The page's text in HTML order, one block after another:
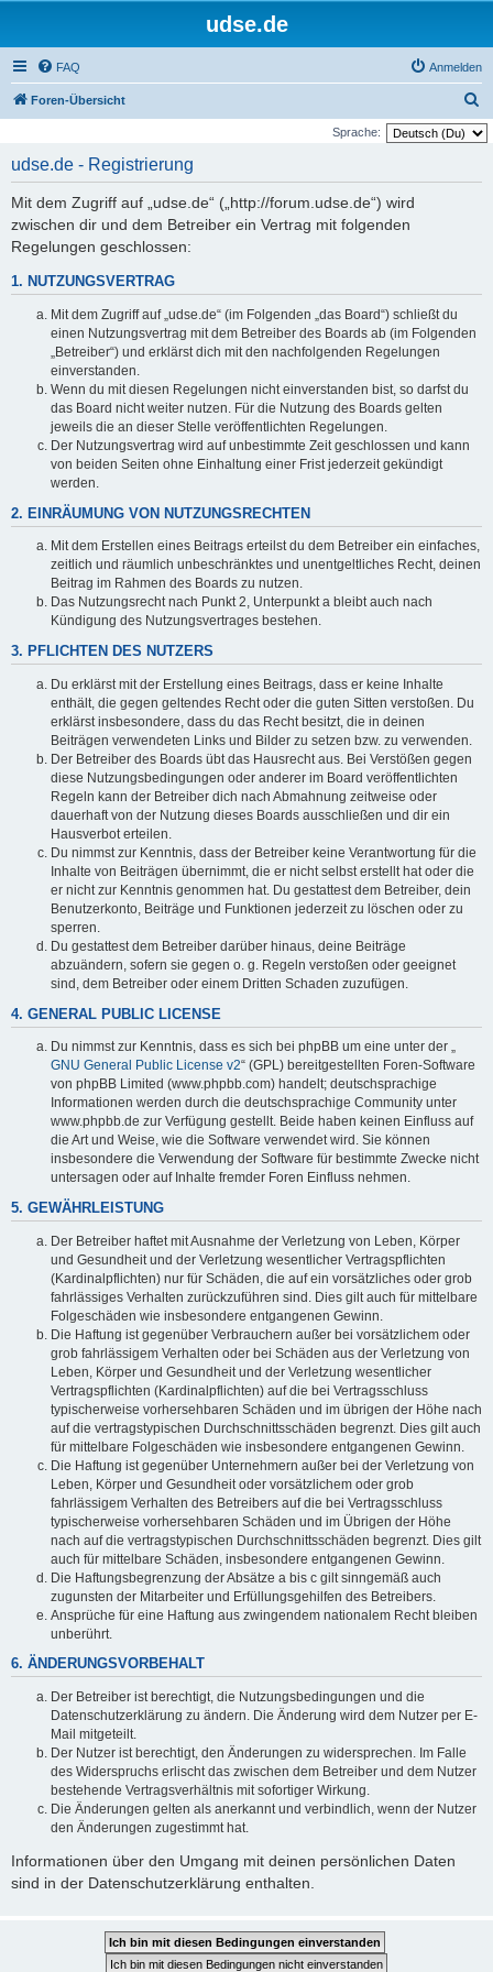
udse.de
FAQ Anmelden
Foren-Übersicht
u
Sprache:
udse.de - Registrierung
Mit dem Zugriff auf „udse.de“ („http://forum.udse.de“) wird
zwischen dir und dem Betreiber ein Vertrag mit folgenden
Regelungen geschlossen:
1. NUTZUNGSVERTRAG
Mit dem Zugriff auf „udse.de“ (im Folgenden „das Board“) schließt du
einen Nutzungsvertrag mit dem Betreiber des Boards ab (im Folgenden
„Betreiber“) und erklärst dich mit den nachfolgenden Regelungen
einverstanden.
Wenn du mit diesen Regelungen nicht einverstanden bist, so darfst du
das Board nicht weiter nutzen. Für die Nutzung des Boards gelten
jeweils die an dieser Stelle veröffentlichten Regelungen.
Der Nutzungsvertrag wird auf unbestimmte Zeit geschlossen und kann
von beiden Seiten ohne Einhaltung einer Frist jederzeit gekündigt
werden.
2. EINRÄUMUNG VON NUTZUNGSRECHTEN
Mit dem Erstellen eines Beitrags erteilst du dem Betreiber ein einfaches,
zeitlich und räumlich unbeschränktes und unentgeltliches Recht, deinen
Beitrag im Rahmen des Boards zu nutzen.
Das Nutzungsrecht nach Punkt 2, Unterpunkt a bleibt auch nach
Kündigung des Nutzungsvertrages bestehen.
3. PFLICHTEN DES NUTZERS
Du erklärst mit der Erstellung eines Beitrags, dass er keine Inhalte
enthält, die gegen geltendes Recht oder die guten Sitten verstoßen. Du
erklärst insbesondere, dass du das Recht besitzt, die in deinen
Beiträgen verwendeten Links und Bilder zu setzen bzw. zu verwenden.
Der Betreiber des Boards übt das Hausrecht aus. Bei Verstößen gegen
diese Nutzungsbedingungen oder anderer im Board veröffentlichten
Regeln kann der Betreiber dich nach Abmahnung zeitweise oder
dauerhaft von der Nutzung dieses Boards ausschließen und dir ein
Hausverbot erteilen.
Du nimmst zur Kenntnis, dass der Betreiber keine Verantwortung für die
Inhalte von Beiträgen übernimmt, die er nicht selbst erstellt hat oder die
er nicht zur Kenntnis genommen hat. Du gestattest dem Betreiber, dein
Benutzerkonto, Beiträge und Funktionen jederzeit zu löschen oder zu
sperren.
Du gestattest dem Betreiber darüber hinaus, deine Beiträge
abzuändern, sofern sie gegen o. g. Regeln verstoßen oder geeignet
sind, dem Betreiber oder einem Dritten Schaden zuzufügen.
4. GENERAL PUBLIC LICENSE
Du nimmst zur Kenntnis, dass es sich bei phpBB um eine unter der „
GNU General Public License v2“ (GPL) bereitgestellten Foren-Software
von phpBB Limited (www.phpbb.com) handelt; deutschsprachige
Informationen werden durch die deutschsprachige Community unter
www.phpbb.de zur Verfügung gestellt. Beide haben keinen Einfluss auf
die Art und Weise, wie die Software verwendet wird. Sie können
insbesondere die Verwendung der Software für bestimmte Zwecke nicht
untersagen oder auf Inhalte fremder Foren Einfluss nehmen.
5. GEWÄHRLEISTUNG
Der Betreiber haftet mit Ausnahme der Verletzung von Leben, Körper
und Gesundheit und der Verletzung wesentlicher Vertragspflichten
(Kardinalpflichten) nur für Schäden, die auf ein vorsätzliches oder grob
fahrlässiges Verhalten zurückzuführen sind. Dies gilt auch für mittelbare
Folgeschäden wie insbesondere entgangenen Gewinn.
Die Haftung ist gegenüber Verbrauchern außer bei vorsätzlichem oder
grob fahrlässigem Verhalten oder bei Schäden aus der Verletzung von
Leben, Körper und Gesundheit und der Verletzung wesentlicher
Vertragspflichten (Kardinalpflichten) auf die bei Vertragsschluss
typischerweise vorhersehbaren Schäden und im übrigen der Höhe nach
auf die vertragstypischen Durchschnittsschäden begrenzt. Dies gilt auch
für mittelbare Folgeschäden wie insbesondere entgangenen Gewinn.
Die Haftung ist gegenüber Unternehmern außer bei der Verletzung von
Leben, Körper und Gesundheit oder vorsätzlichem oder grob
fahrlässigem Verhalten des Betreibers auf die bei Vertragsschluss
typischerweise vorhersehbaren Schäden und im Übrigen der Höhe
nach auf die vertragstypischen Durchschnittsschäden begrenzt. Dies gilt
auch für mittelbare Schäden, insbesondere entgangenen Gewinn.
Die Haftungsbegrenzung der Absätze a bis c gilt sinngemäß auch
zugunsten der Mitarbeiter und Erfüllungsgehilfen des Betreibers.
Ansprüche für eine Haftung aus zwingendem nationalem Recht bleiben
unberührt.
6. ÄNDERUNGSVORBEHALT
Der Betreiber ist berechtigt, die Nutzungsbedingungen und die
Datenschutzerklärung zu ändern. Die Änderung wird dem Nutzer per E-
Mail mitgeteilt.
Der Nutzer ist berechtigt, den Änderungen zu widersprechen. Im Falle
des Widerspruchs erlischt das zwischen dem Betreiber und dem Nutzer
bestehende Vertragsverhältnis mit sofortiger Wirkung.
Die Änderungen gelten als anerkannt und verbindlich, wenn der Nutzer
den Änderungen zugestimmt hat.
Informationen über den Umgang mit deinen persönlichen Daten
sind in der Datenschutzerklärung enthalten.